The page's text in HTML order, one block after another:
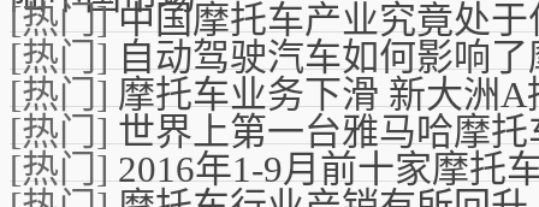
[热门]中国摩托车产业究竟处
[热门]自动驾驶汽车如何影响
[热门]摩托车业务下滑 新大洲
[热门]世界上第一台雅马哈摩
[热门]2016年1-9月前十家摩托